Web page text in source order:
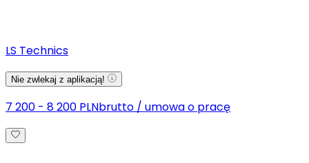
LS Technics
Nie zwlekaj z aplikacją!
7 200 - 8 200 PLNbrutto / umowa o pracę